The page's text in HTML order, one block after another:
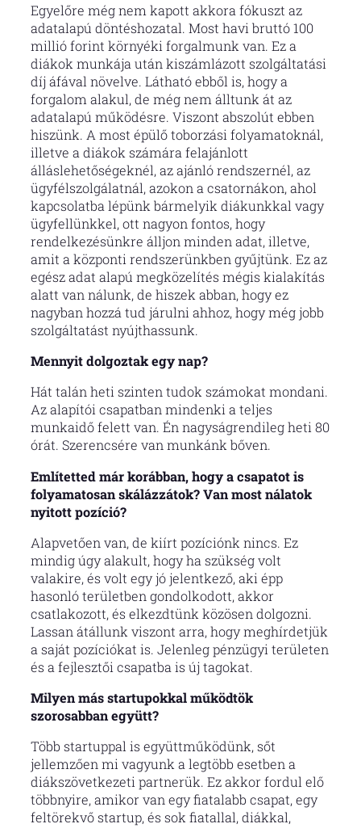
Egyelőre még nem kapott akkora fókuszt az
adatalapú döntéshozatal. Most havi bruttó 100
millió forint környéki forgalmunk van. Ez a
diákok munkája után kiszámlázott szolgáltatási
díj áfával növelve. Látható ebből is, hogy a
forgalom alakul, de még nem álltunk át az
adatalapú működésre. Viszont abszolút ebben
hiszünk. A most épülő toborzási folyamatoknál,
illetve a diákok számára felajánlott
álláslehetőségeknél, az ajánló rendszernél, az
ügyfélszolgálatnál, azokon a csatornákon, ahol
kapcsolatba lépünk bármelyik diákunkkal vagy
ügyfellünkkel, ott nagyon fontos, hogy
rendelkezésünkre álljon minden adat, illetve,
amit a központi rendszerünkben gyűjtünk. Ez az
egész adat alapú megközelítés mégis kialakítás
alatt van nálunk, de hiszek abban, hogy ez
nagyban hozzá tud járulni ahhoz, hogy még jobb
szolgáltatást nyújthassunk.
Mennyit dolgoztak egy nap?
Hát talán heti szinten tudok számokat mondani.
Az alapítói csapatban mindenki a teljes
munkaidő felett van. Én nagyságrendileg heti 80
órát. Szerencsére van munkánk bőven.
Említetted már korábban, hogy a csapatot is
folyamatosan skálázzátok? Van most nálatok
nyitott pozíció?
Alapvetően van, de kiírt pozíciónk nincs. Ez
mindig úgy alakult, hogy ha szükség volt
valakire, és volt egy jó jelentkező, aki épp
hasonló területben gondolkodott, akkor
csatlakozott, és elkezdtünk közösen dolgozni.
Lassan átállunk viszont arra, hogy meghírdetjük
a saját pozíciókat is. Jelenleg pénzügyi területen
és a fejlesztői csapatba is új tagokat.
Milyen más startupokkal működtök
szorosabban együtt?
Több startuppal is együttműködünk, sőt
jellemzően mi vagyunk a legtöbb esetben a
diákszövetkezeti partnerük. Ez akkor fordul elő
többnyire, amikor van egy fiatalabb csapat, egy
feltörekvő startup, és sok fiatallal, diákkal,